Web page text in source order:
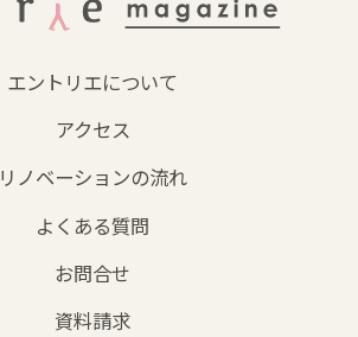
エントリエについて
アクセス
リノベーションの流れ
よくある質問
お問合せ
資料請求